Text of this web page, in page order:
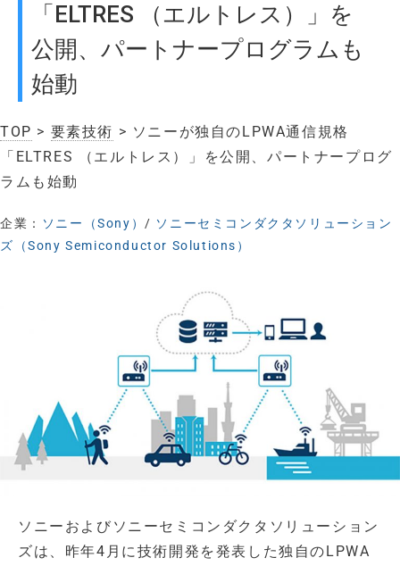
「ELTRES （エルトレス）」を
公開、パートナープログラムも
始動
TOP > 要素技術 > ソニーが独自のLPWA通信規格
「ELTRES （エルトレス）」を公開、パートナープログ
ラムも始動
企業： ソニー（Sony）/ ソニーセミコンダクタソリューション
ズ（Sony Semiconductor Solutions）
ソニーおよびソニーセミコンダクタソリューション
ズは、昨年4月に技術開発を発表した独自のLPWA